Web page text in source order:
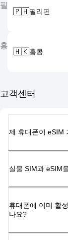
필
🇵🇭필리핀
홍
🇭🇰홍콩
고객센터
제 휴대폰이 eSIM
실물 SIM과 eSIM
휴대폰에 이미 활
나요?